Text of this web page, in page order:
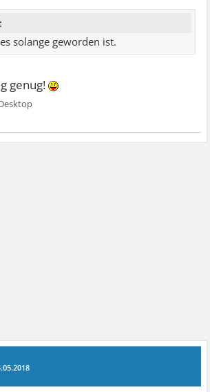
solange geworden ist.
genug!